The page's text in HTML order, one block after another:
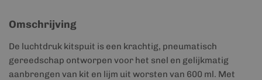
Omschrijving
De luchtdruk kitspuit is een krachtig, pneumatisch
gereedschap ontworpen voor het snel en gelijkmatig
aanbrengen van kit en lijm uit worsten van 600 ml. Met